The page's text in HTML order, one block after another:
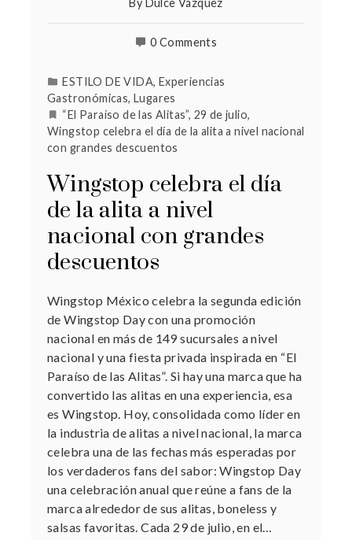
By Dulce Vázquez
0 Comments
ESTILO DE VIDA, Experiencias
Gastronómicas,Lugares
“El Paraíso de las Alitas”, 29 de julio,
Wingstop celebra el día de la alita a nivel nacional
con grandes descuentos
Wingstop celebra el día
de la alita a nivel
nacional con grandes
descuentos
Wingstop México celebra la segunda edición
de Wingstop Day con una promoción
nacional en más de 149 sucursales a nivel
nacional y una fiesta privada inspirada en “El
Paraíso de las Alitas”. Si hay una marca que ha
convertido las alitas en una experiencia, esa
es Wingstop. Hoy, consolidada como líder en
la industria de alitas a nivel nacional, la marca
celebra una de las fechas más esperadas por
los verdaderos fans del sabor: Wingstop Day
una celebración anual que reúne a fans de la
marca alrededor de sus alitas, boneless y
salsas favoritas. Cada 29 de julio, en el…